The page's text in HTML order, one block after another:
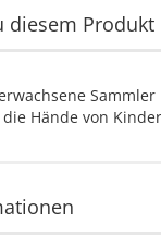
diesem Produkt
Hände von